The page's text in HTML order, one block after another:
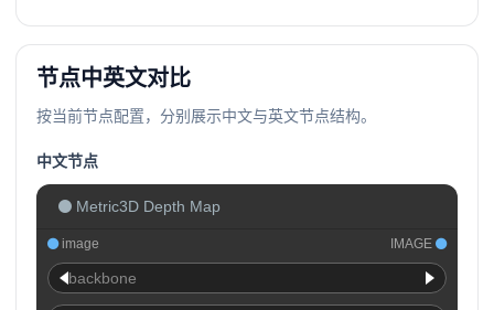
节点中英文对比
按当前节点配置，分别展示中文与英文节点结构。
中文节点
Metric3D Depth Map
image IMAGE
backbone